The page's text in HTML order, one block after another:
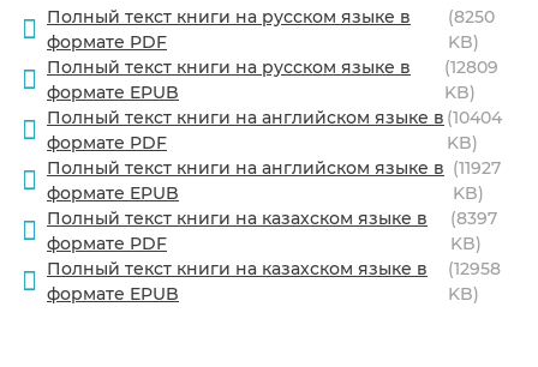
Полный текст книги на русском языке в
формате PDF
(8250
KB)
Полный текст книги на русском языке в
формате EPUB
(12809
KB)
Полный текст книги на английском языке в
формате PDF
(10404
KB)
Полный текст книги на английском языке в
формате EPUB
(11927
KB)
Полный текст книги на казахском языке в
формате PDF
(8397
KB)
Полный текст книги на казахском языке в
формате EPUB
(12958
KB)